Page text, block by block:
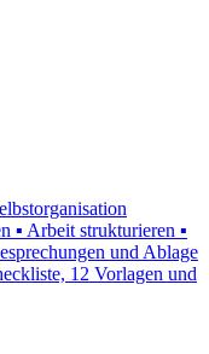
▪ Arbeit strukturieren ▪
und Ablage
12 Vorlagen und